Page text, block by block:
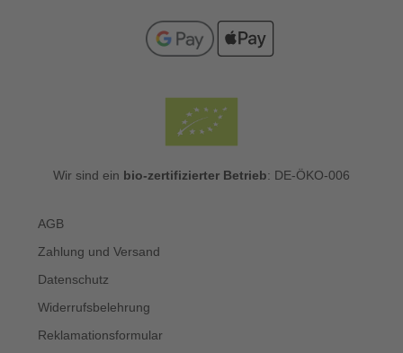
Wir sind ein bio-zertifizierter Betrieb: DE-ÖKO-006
AGB
Zahlung und Versand
Datenschutz
Widerrufsbelehrung
Reklamationsformular